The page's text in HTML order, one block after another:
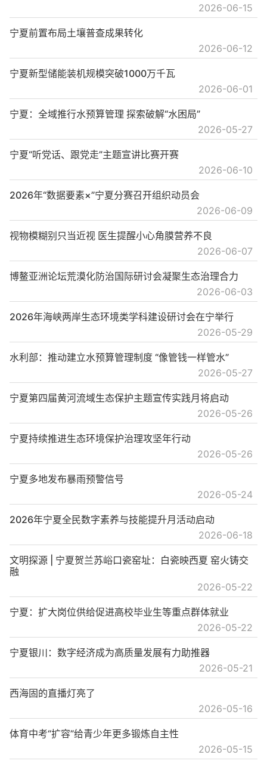
2026-06-15
2026-06-12
宁夏前置布局土壤普查成果转化
2026-06-01
宁夏新型储能装机规模突破1000万千瓦
2026-05-27
宁夏：全域推行水预算管理 探索破解“水困局”
2026-06-10
宁夏“听党话、跟党走”主题宣讲比赛开赛
2026-06-09
2026年“数据要素×”宁夏分赛召开组织动员会
2026-06-07
视物模糊别只当近视 医生提醒小心角膜营养不良
2026-06-03
博鳌亚洲论坛荒漠化防治国际研讨会凝聚生态治理合力
2026-05-29
2026年海峡两岸生态环境类学科建设研讨会在宁举行
2026-05-27
水利部：推动建立水预算管理制度 “像管钱一样管水”
2026-05-26
宁夏第四届黄河流域生态保护主题宣传实践月将启动
2026-05-26
宁夏持续推进生态环境保护治理攻坚年行动
2026-05-24
宁夏多地发布暴雨预警信号
2026-06-18
2026年宁夏全民数字素养与技能提升月活动启动
2026-05-22
文明探源 | 宁夏贺兰苏峪口瓷窑址：白瓷映西夏 窑火铸交
融
2026-05-22
宁夏：扩大岗位供给促进高校毕业生等重点群体就业
2026-05-21
宁夏银川：数字经济成为高质量发展有力助推器
2026-05-16
西海固的直播灯亮了
2026-05-15
体育中考“扩容”给青少年更多锻炼自主性